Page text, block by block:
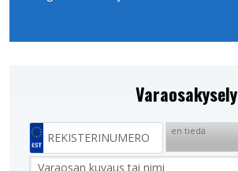
Varaosakysely
en tiedä